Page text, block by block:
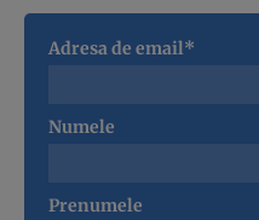
Adresa de email*
Numele
Prenumele